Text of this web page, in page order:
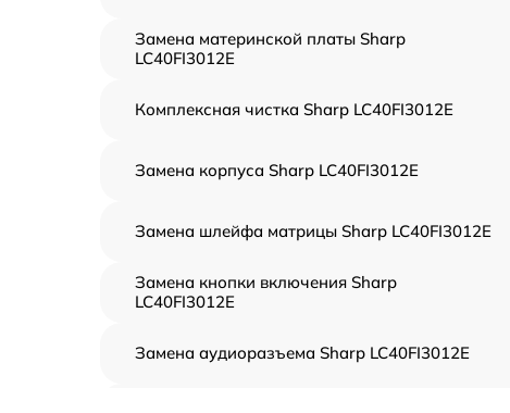
Замена материнской платы Sharp
LC40FI3012E
Комплексная чистка Sharp LC40FI3012E
Замена корпуса Sharp LC40FI3012E
Замена шлейфа матрицы Sharp LC40FI3012E
Замена кнопки включения Sharp
LC40FI3012E
Замена аудиоразъема Sharp LC40FI3012E